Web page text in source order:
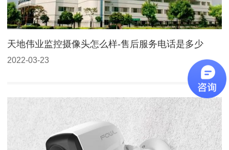
天地伟业监控摄像头怎么样-售后服务电话是多少
2022-03-23